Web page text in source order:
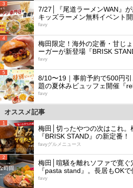
3
7/27│『尾道ラーメンWAN』
キッズラーメン無料イベント
favy
4
梅田限定！海外の定番・甘じ
ーガーが新登場『BRISK
favy
5
8/10〜19｜事前予約で500円
題の夏休みビュッフェ開催『
favy
オススメ記事
1
梅田│切ったやつの次はこれ
『BRISK STAND』の新定番！
favyグルメニュース
2
梅田│喧騒を離れソファで寛ぐ
『pasta stand』。長居もOK
favy